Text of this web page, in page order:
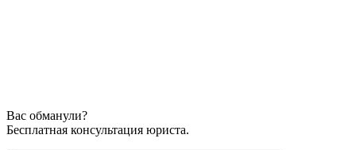
Вас обманули?
Бесплатная консультация юриста.